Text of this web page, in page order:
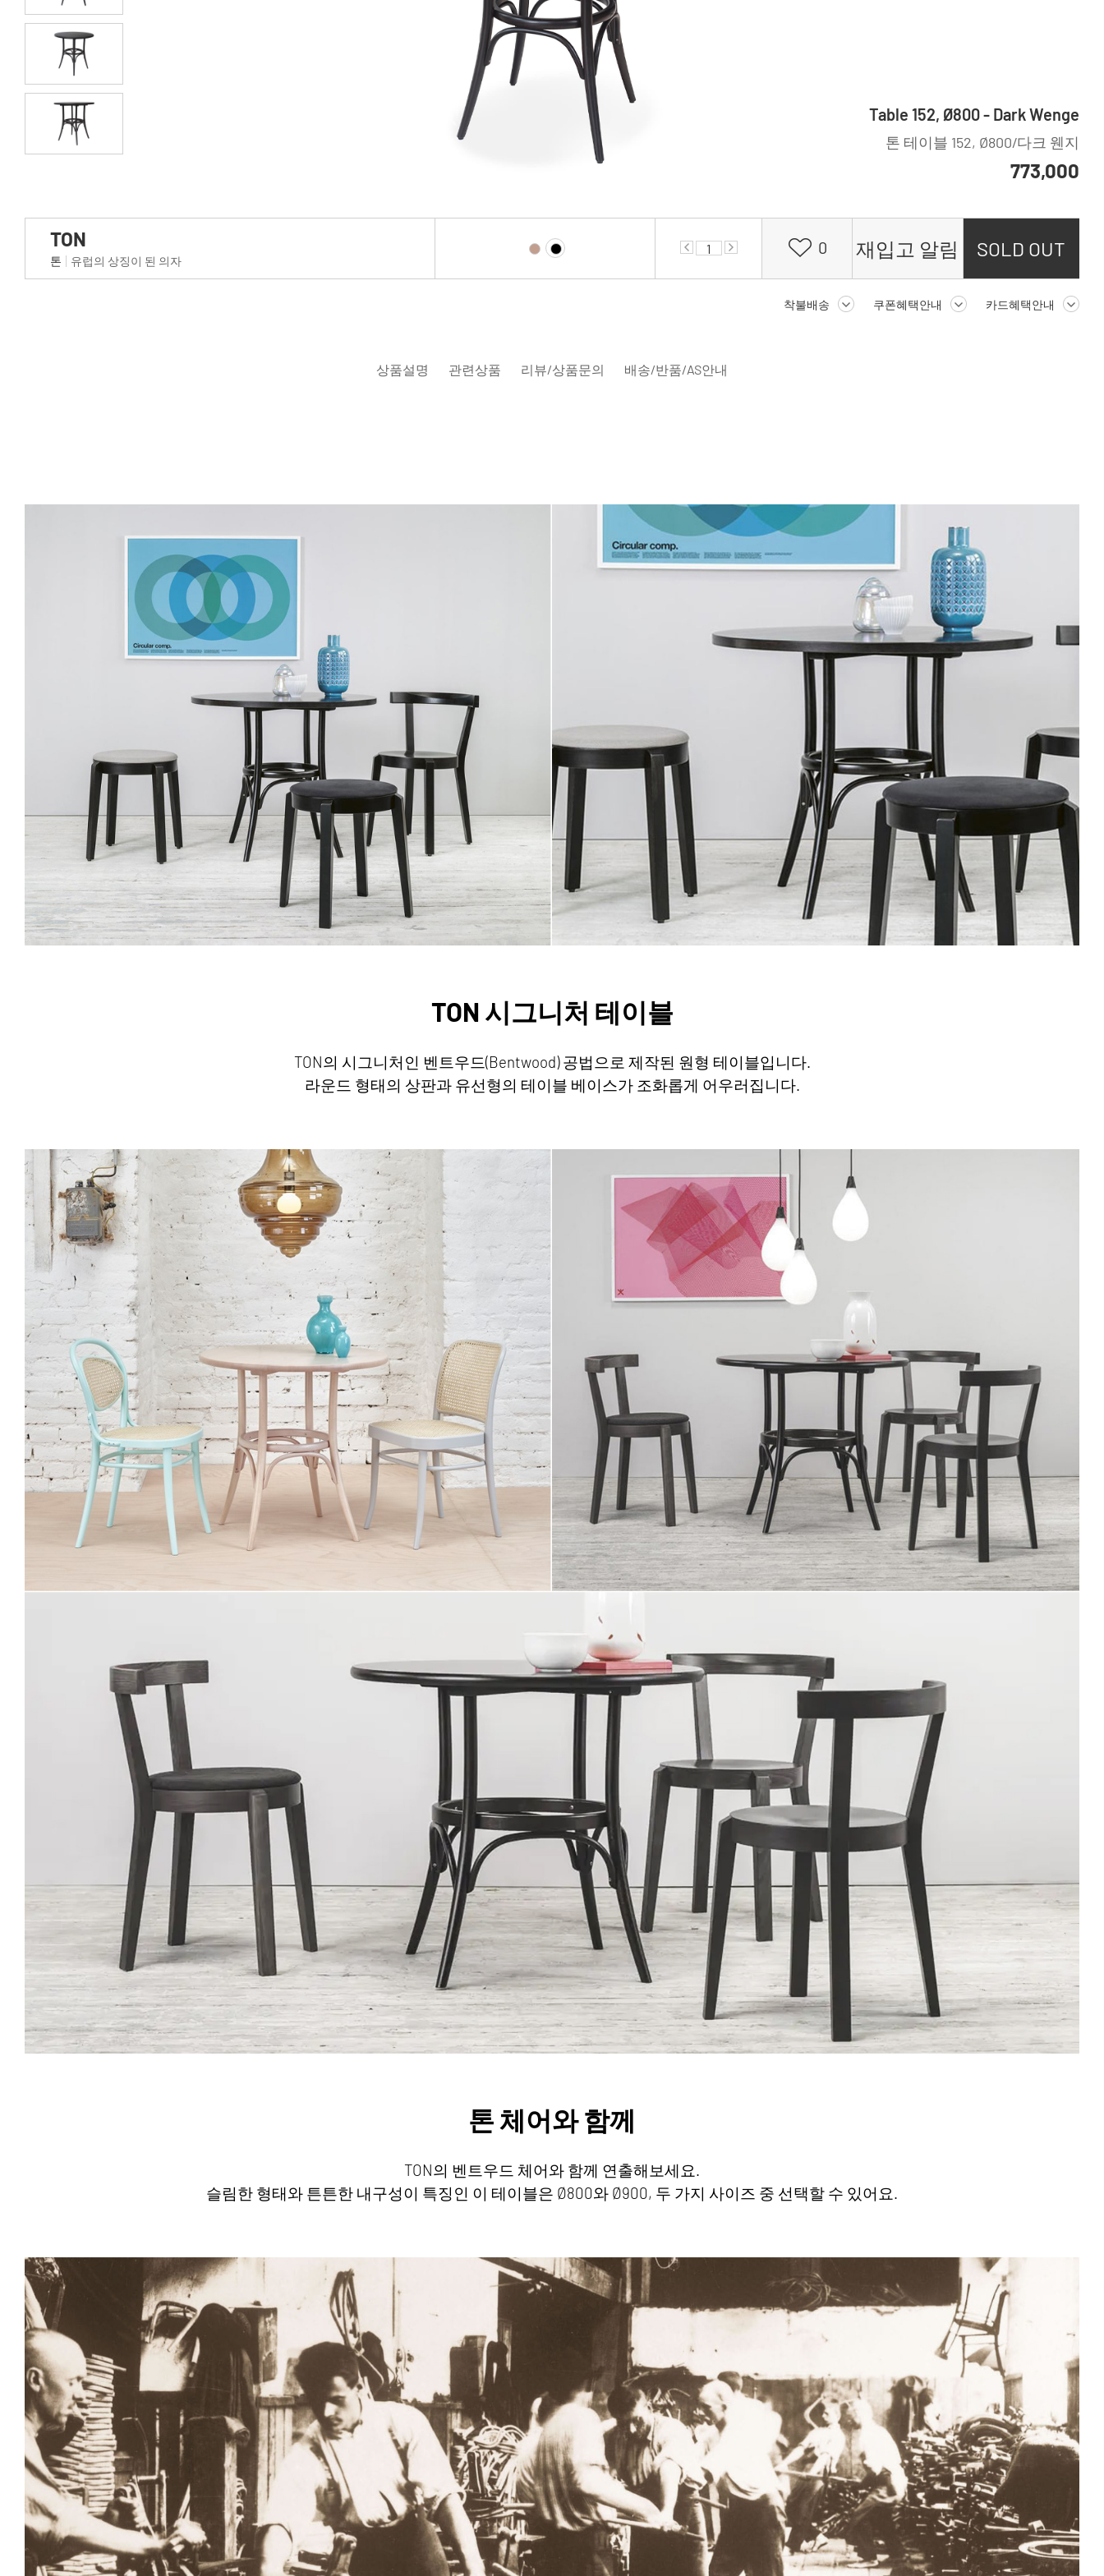
Table 152, Ø800 - Dark Wenge
톤 테이블 152, Ø800/다크 웬지
773,000
TON
톤 유럽의 상징이 된 의자
0 재입고 알림 SOLD OUT
착불배송 쿠폰혜택안내 카드혜택안내
상품설명 관련상품 리뷰/상품문의 배송/반품/AS안내
TON 시그니처 테이블
TON의 시그니처인 벤트우드(Bentwood) 공법으로 제작된 원형 테이블입니다.
라운드 형태의 상판과 유선형의 테이블 베이스가 조화롭게 어우러집니다.
톤 체어와 함께
TON의 벤트우드 체어와 함께 연출해보세요.
슬림한 형태와 튼튼한 내구성이 특징인 이 테이블은 Ø800와 Ø900, 두 가지 사이즈 중 선택할 수 있어요.